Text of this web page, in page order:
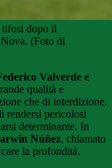
tifosi dopo il
(Foto di
Valverde e
qualità e
che di interdizione.
rendersi pericolosi
determinante. In
Núñez, chiamato
la profondità.